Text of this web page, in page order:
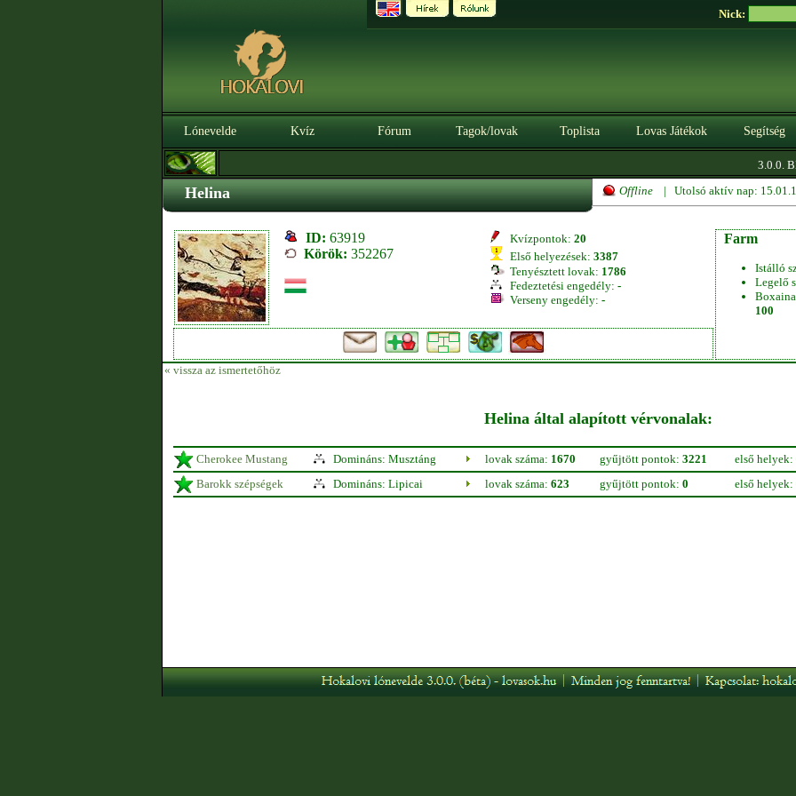
Nick:
Lónevelde Kvíz Fórum Tagok/lovak Toplista Lovas Játékok Segítség
3.0.0.
Helina Offline | Utolsó aktív nap:
ID: 63919
Körök: 352267
Kvízpontok: 20
Első helyezések: 3387
Tenyésztett lovak: 1786
Fedeztetési engedély: -
Verseny engedély: -
Farm
Istálló
Legelő
100
« vissza az ismertetőhöz
Helina által alapított vérvonalak:
Cherokee Mustang Domináns: Musztáng lovak száma: 1670 gyűjtött pontok: 3221 első helyek:
Barokk szépségek
Domináns: Lipicai lovak száma: 623 gyűjtött pontok: 0 első helyek: